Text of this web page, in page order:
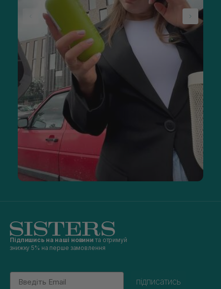
Підпишись на наші новини та отримуй
знижку 5% на перше замовлення
Email
підписатись